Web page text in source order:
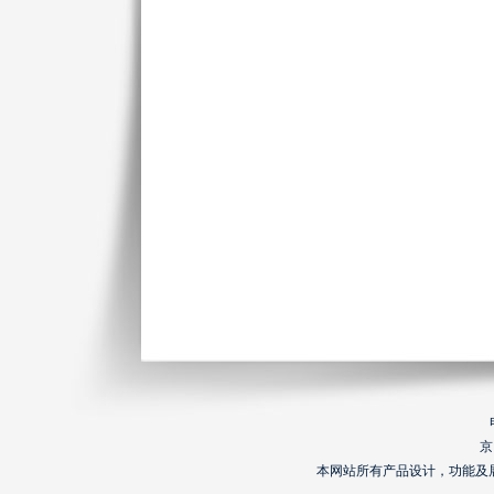
本网站所有产品设计，功能